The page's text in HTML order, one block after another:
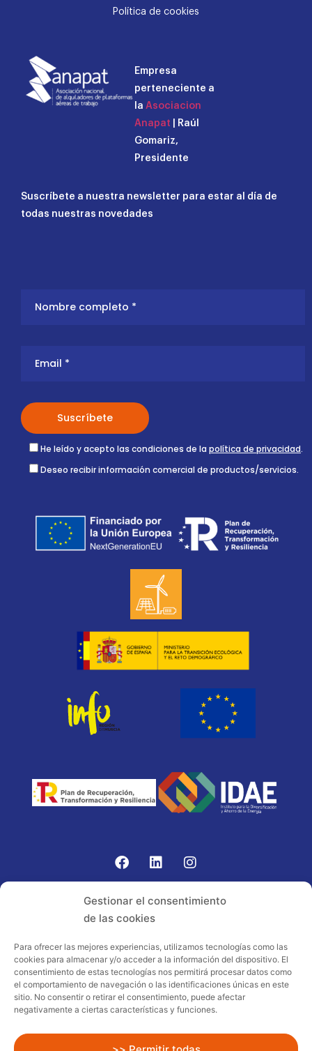
Gestionar el consentimiento
de las cookies
Para ofrecer las mejores experiencias, utilizamos tecnologías como las
cookies para almacenar y/o acceder a la información del dispositivo. El
consentimiento de estas tecnologías nos permitirá procesar datos como
el comportamiento de navegación o las identificaciones únicas en este
sitio. No consentir o retirar el consentimiento, puede afectar
negativamente a ciertas características y funciones.
Política de cookies
Empresa
perteneciente a
la Asociacion
Anapat | Raúl
Gomariz,
Presidente
Suscríbete a nuestra newsletter para estar al día de
todas nuestras novedades
He leído y acepto las condiciones de la política de privacidad.
Deseo recibir información comercial de productos/servicios.
Proyecto acogido al programa de
incentivos ligados al autoconsumo y
almacenamiento, con fuentes de energía
renovables, así como a la implantación
sector residencial en el marco del Plan